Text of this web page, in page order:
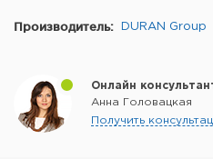
Производитель: DURAN Group
Онлайн
Анна Головацкая
Получить